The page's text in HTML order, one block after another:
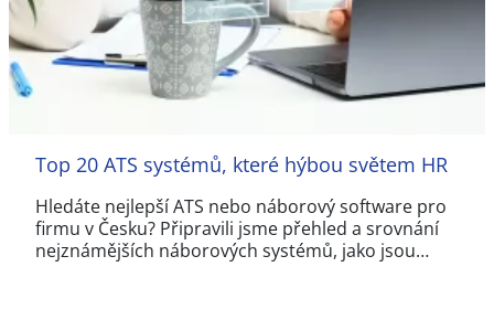
Top 20 ATS systémů, které hýbou světem HR
Hledáte nejlepší ATS nebo náborový software pro
firmu v Česku? Připravili jsme přehled a srovnání
nejznámějších náborových systémů, jako jsou…